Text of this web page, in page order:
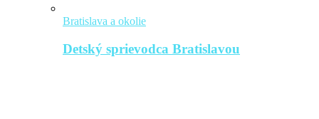
Bratislava a okolie
Detský sprievodca Bratislavou